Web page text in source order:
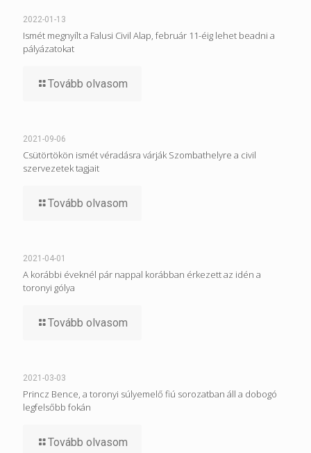
2022-01-13
Ismét megnyílt a Falusi Civil Alap, február 11-éig lehet beadni a
pályázatokat
Tovább olvasom
2021-09-06
Csütörtökön ismét véradásra várják Szombathelyre a civil
szervezetek tagjait
Tovább olvasom
2021-04-01
A korábbi éveknél pár nappal korábban érkezett az idén a
toronyi gólya
Tovább olvasom
2021-03-03
Princz Bence, a toronyi súlyemelő fiú sorozatban áll a dobogó
legfelsőbb fokán
Tovább olvasom